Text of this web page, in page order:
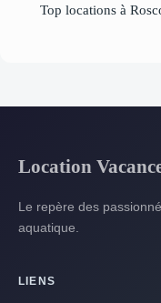
Top locations à
Location
Le repère des
aquatique.
LIENS